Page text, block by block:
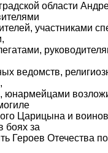
области
участниками
ведомств,
юнармейцами
Царицына и
боях за
Героев Отечества